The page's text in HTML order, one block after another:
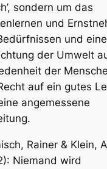
sondern um das
und
und eine
der Umwelt
der
auf ein gutes
angemessene
Rainer & Klein,
Niemand wird